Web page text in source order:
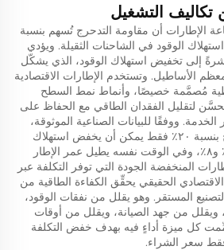
تكاليف التشغيل
الإطارات أن مقاومة التدحرج تُسهم بنسبة
استهلاك الوقود في الشاحنات الثقيلة. ويؤدي
إلى تخفيض استهلاك الوقود، الذي يشكّل
الأساطيل. وتستخدم الإطارات الاقتصادية
مُصمَّمة خصيصًا، وأنماط نمط السطح
لتقليل الفقدان الطاقي مع الحفاظ على
ووفقًا للبيانات الصناعية الموثوقة،
فإن خفض مقاومة التدحرج بنسبة ٢٠٪ فقط يمكن أن يخفض استهلاك
الوقود بنسبة تتراوح بين ٣٪ و٨٪، وفي الوقت نفسه يطيل عمر الإطار
المنخفضة الجودة التي توفر التكلفة عبر
الحقيقي يحقِّق الكفاءة الطاقية من
المستقر. وهو يقلل من نفقات الوقود،
ويقلل من جهد الصيانة، ويقلل من أوقات
كل ميزة أداءٍ فيه بهدف خفض التكلفة
فقط سعر الشراء.